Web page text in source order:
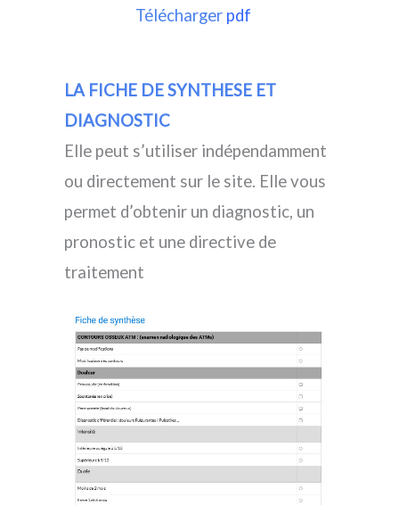
Télécharger pdf
LA FICHE DE SYNTHESE ET
DIAGNOSTIC
Elle peut s’utiliser indépendamment
ou directement sur le site. Elle vous
permet d’obtenir un diagnostic, un
pronostic et une directive de
traitement